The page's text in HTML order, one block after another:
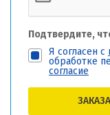
Подтвердите,
Я согласен с
обработке
согласие